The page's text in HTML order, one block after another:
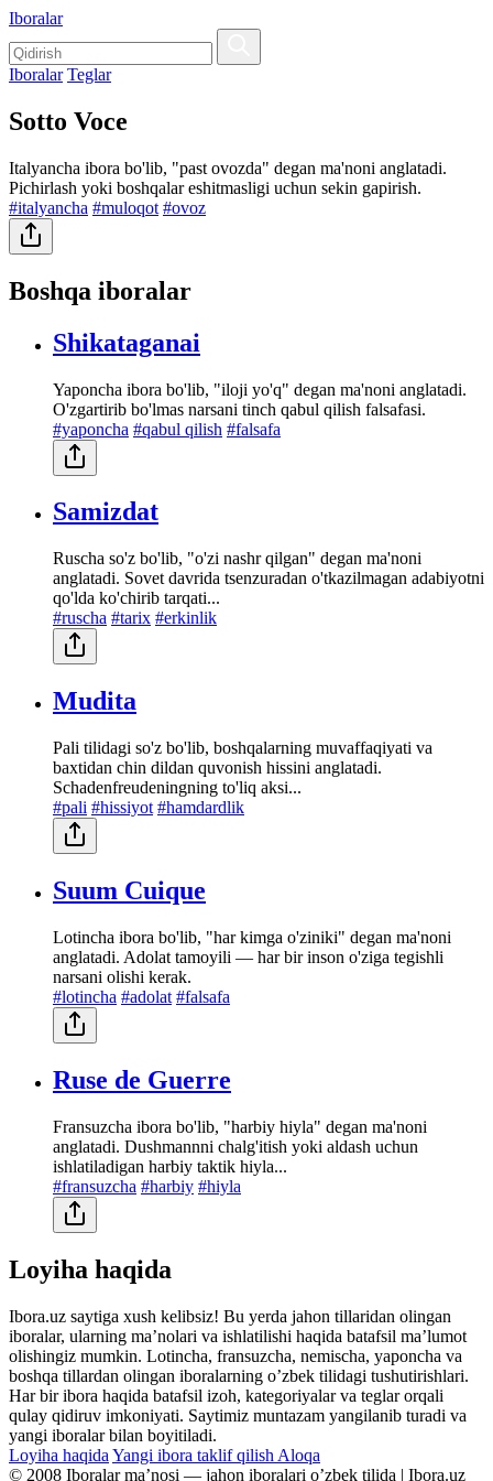
Iboralar
Iboralar Teglar
Sotto Voce
Italyancha ibora bo'lib, "past ovozda" degan ma'noni anglatadi.
Pichirlash yoki boshqalar eshitmasligi uchun sekin gapirish.
#italyancha #muloqot #ovoz
Boshqa iboralar
Shikataganai
Yaponcha ibora bo'lib, "iloji yo'q" degan ma'noni anglatadi.
O'zgartirib bo'lmas narsani tinch qabul qilish falsafasi.
#yaponcha #qabul qilish #falsafa
Samizdat
Ruscha so'z bo'lib, "o'zi nashr qilgan" degan ma'noni
anglatadi. Sovet davrida tsenzuradan o'tkazilmagan adabiyotni
qo'lda ko'chirib tarqati...
#ruscha #tarix #erkinlik
Mudita
Pali tilidagi so'z bo'lib, boshqalarning muvaffaqiyati va
baxtidan chin dildan quvonish hissini anglatadi.
Schadenfreudeningning to'liq aksi...
#pali #hissiyot #hamdardlik
Suum Cuique
Lotincha ibora bo'lib, "har kimga o'ziniki" degan ma'noni
anglatadi. Adolat tamoyili — har bir inson o'ziga tegishli
narsani olishi kerak.
#lotincha #adolat #falsafa
Ruse de Guerre
Fransuzcha ibora bo'lib, "harbiy hiyla" degan ma'noni
anglatadi. Dushmannni chalg'itish yoki aldash uchun
ishlatiladigan harbiy taktik hiyla...
#fransuzcha #harbiy #hiyla
Loyiha haqida
Ibora.uz saytiga xush kelibsiz! Bu yerda jahon tillaridan olingan
iboralar, ularning maʼnolari va ishlatilishi haqida batafsil maʼlumot
olishingiz mumkin. Lotincha, fransuzcha, nemischa, yaponcha va
boshqa tillardan olingan iboralarning oʼzbek tilidagi tushutirishlari.
Har bir ibora haqida batafsil izoh, kategoriyalar va teglar orqali
qulay qidiruv imkoniyati. Saytimiz muntazam yangilanib turadi va
yangi iboralar bilan boyitiladi.
Loyiha haqida Yangi ibora taklif qilish Aloqa
© 2008 Iboralar maʼnosi — jahon iboralari oʼzbek tilida | Ibora.uz